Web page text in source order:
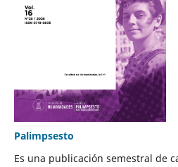
Palimpsesto
Es una publicación semestral de